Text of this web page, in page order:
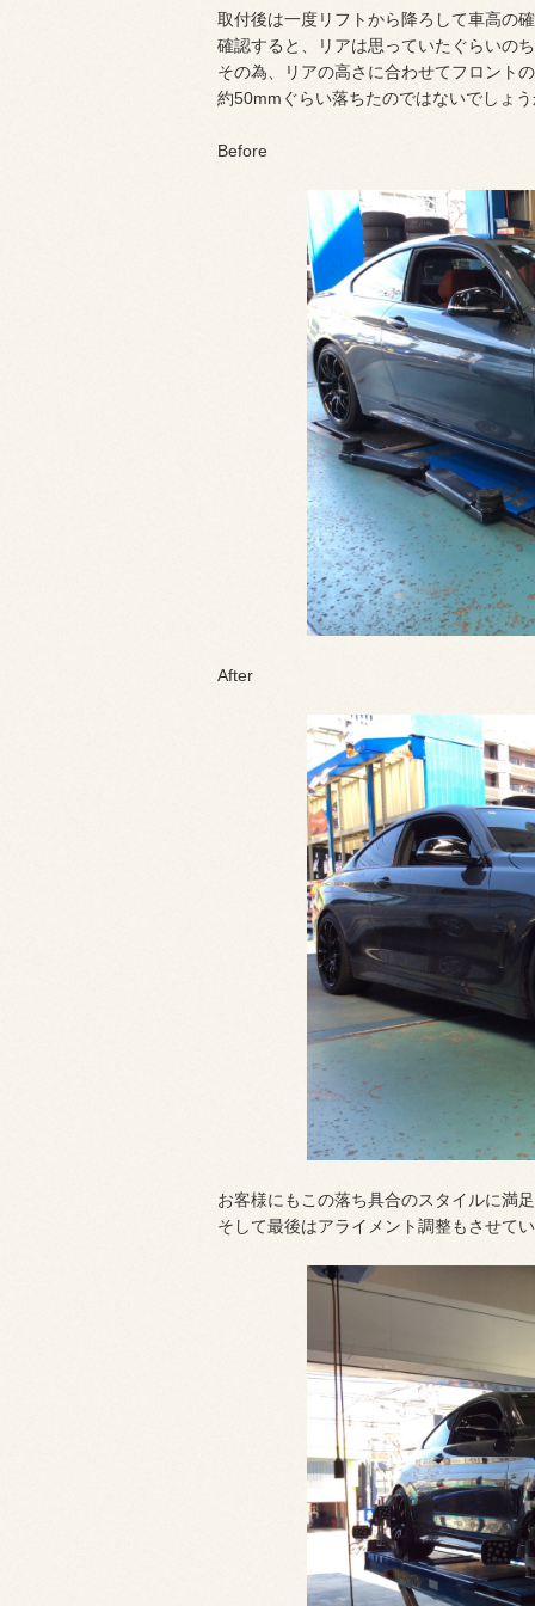
取付後は一度リフトから降ろして車高の
確認すると、リアは思っていたぐらいの
その為、リアの高さに合わせてフロント
約50mmぐらい落ちたのではないでしょ
Before
After
お客様にもこの落ち具合のスタイルに満
そして最後はアライメント調整もさせて